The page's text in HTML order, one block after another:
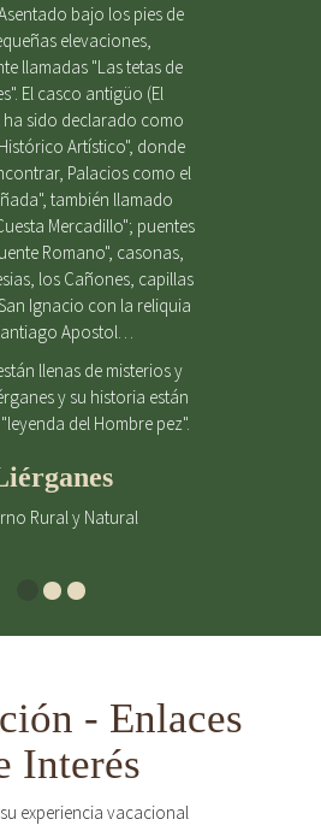
bajo los pies de
elevaciones,
llamadas "Las tetas de
El casco antigüo (El
ha sido declarado como
Artístico", donde
Palacios como el
también llamado
Mercadillo"; puentes
Romano", casonas,
los Cañones, capillas
Ignacio con la reliquia
Apostol…
llenas de misterios y
y su historia están
del Hombre pez".
Rural y Natural
- Enlaces
Interés
experiencia vacacional